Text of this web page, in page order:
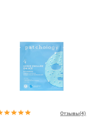
Отзывы(4)